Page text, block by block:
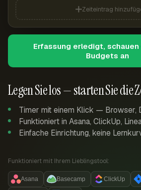
Legen Sie los — starten Sie die
Timer mit einem Klick — Browser,
Funktioniert in Asana, ClickUp,
Einfache Einrichtung, keine
Funktioniert mit Ihrem Lieblingstool:
Asana Basecamp ClickUp
Zeiteintrag
Erfassung erledigt, schauen
Budgets an